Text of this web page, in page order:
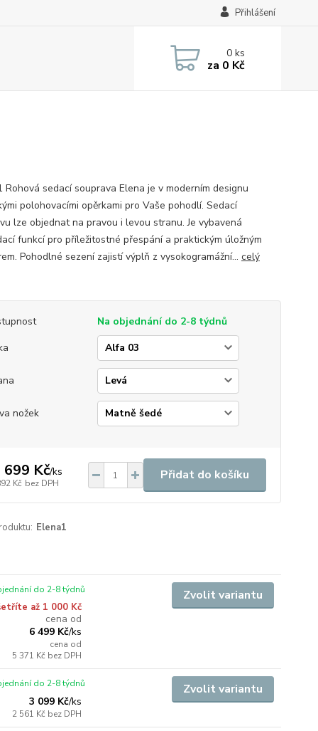
Přihlášení
0ks
za 0 Kč
Rohová sedací souprava Elena je v moderním designu
polohovacími opěrkami pro Vaše pohodlí. Sedací
lze objednat na pravou i levou stranu. Je vybavená
funkcí pro příležitostné přespání a praktickým úložným
Pohodlné sezení zajistí výplň z vysokogramážní... celý
Na objednání do 2-8 týdnů
nožek
699 Kč/ks
Kč bez DPH
Přidat do košíku
Elena1
až 1 000 Kč
cena od
6 499 Kč/ks
cena od
5 371 Kč bez DPH
do 2-8 týdnů Zvolit variantu
3 099 Kč/ks
2 561 Kč bez DPH
do 2-8 týdnů Zvolit variantu